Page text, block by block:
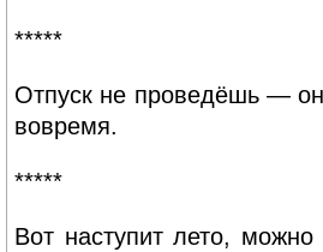
*****
Отпуск не проведёшь — он
вовремя.
*****
Вот наступит лето, можно